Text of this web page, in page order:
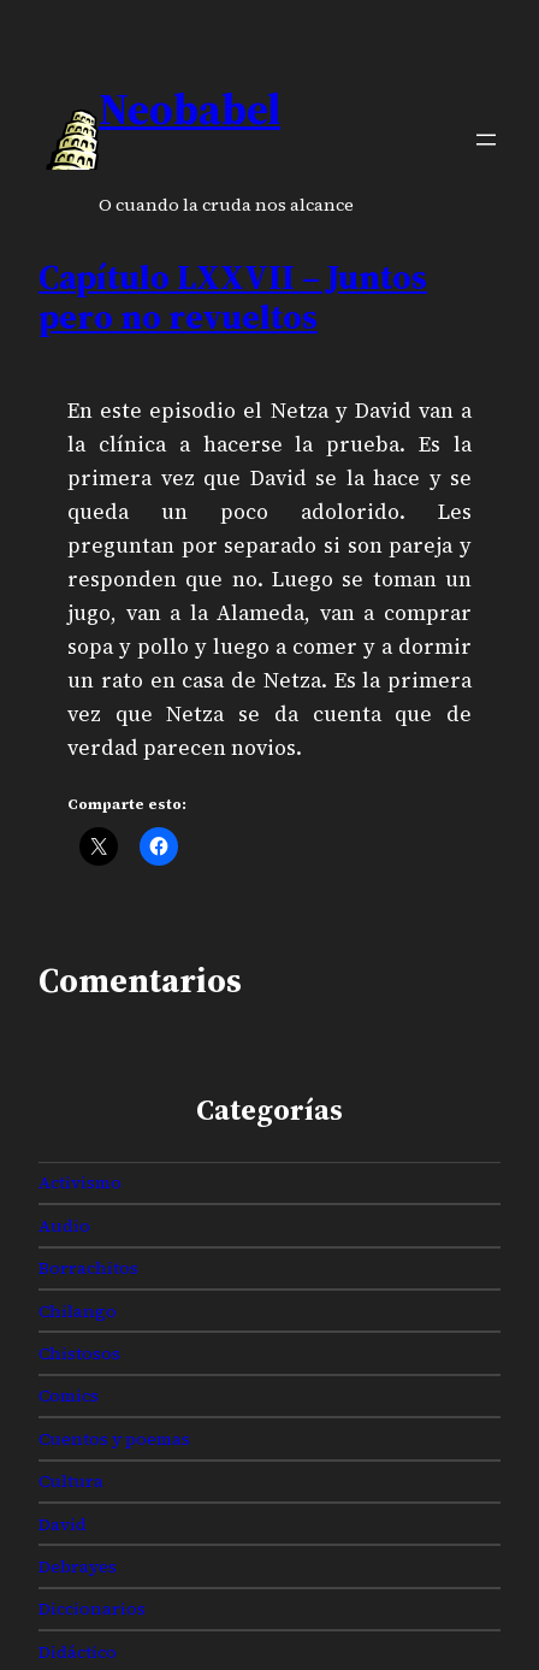
Neobabel
O cuando la cruda nos alcance
Capítulo LXXVII – Juntos
pero no revueltos
En este episodio el Netza y David van a
la clínica a hacerse la prueba. Es la
primera vez que David se la hace y se
queda un poco adolorido. Les
preguntan por separado si son pareja y
responden que no. Luego se toman un
jugo, van a la Alameda, van a comprar
sopa y pollo y luego a comer y a dormir
un rato en casa de Netza. Es la primera
vez que Netza se da cuenta que de
verdad parecen novios.
Comparte esto:
Comentarios
Categorías
Activismo
Audio
Borrachitos
Chilango
Chistosos
Comics
Cuentos y poemas
Cultura
David
Debrayes
Diccionarios
Didáctico